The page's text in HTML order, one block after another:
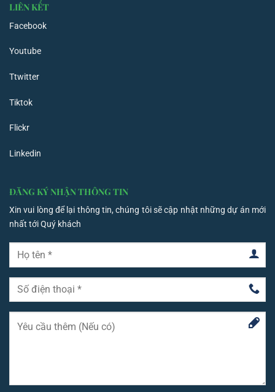
LIÊN KẾT
Facebook
Youtube
Ttwitter
Tiktok
Flickr
Linkedin
ĐĂNG KÝ NHẬN THÔNG TIN
Xin vui lòng để lại thông tin, chúng tôi sẽ cập nhật những dự án mới
nhất tới Quý khách